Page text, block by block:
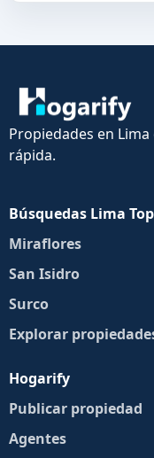
Propiedades en
rápida.
Búsquedas Lima Top
Miraflores
San Isidro
Surco
Explorar
Hogarify
Publicar propiedad
Agentes